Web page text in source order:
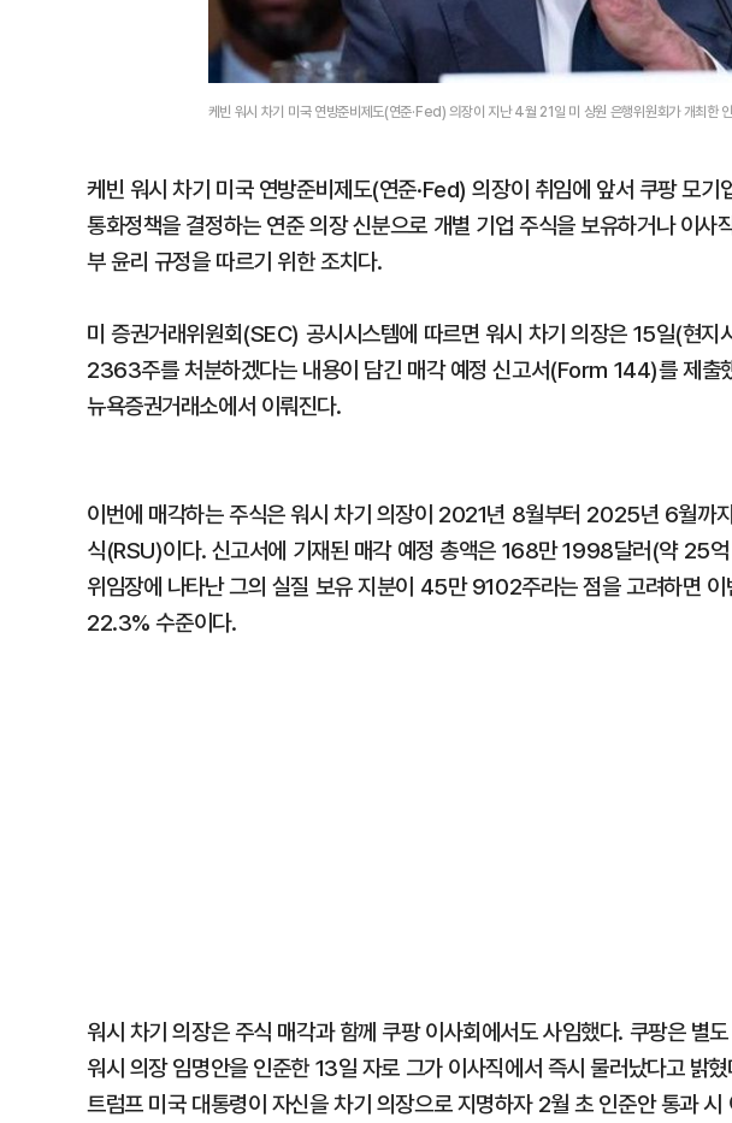
케빈 워시 차기 미국 연방준비제도(연준·Fed) 의장이 지난 4월 21일 미 상원 은행위원회가 개최
케빈 워시 차기 미국 연방준비제도(연준·Fed) 의장이 취임에 앞서 쿠팡 모
통화정책을 결정하는 연준 의장 신분으로 개별 기업 주식을 보유하거나 이사
부 윤리 규정을 따르기 위한 조치다.
미 증권거래위원회(SEC) 공시시스템에 따르면 워시 차기 의장은 15일(현
2363주를 처분하겠다는 내용이 담긴 매각 예정 신고서(Form 144)를 제출
뉴욕증권거래소에서 이뤄진다.
이번에 매각하는 주식은 워시 차기 의장이 2021년 8월부터 2025년 6월까
식(RSU)이다. 신고서에 기재된 매각 예정 총액은 168만 1998달러(약 25
위임장에 나타난 그의 실질 보유 지분이 45만 9102주라는 점을 고려하면
22.3% 수준이다.
워시 차기 의장은 주식 매각과 함께 쿠팡 이사회에서도 사임했다. 쿠팡은
워시 의장 임명안을 인준한 13일 자로 그가 이사직에서 즉시 물러났다고 밝
트럼프 미국 대통령이 자신을 차기 의장으로 지명하자 2월 초 인준안 통과